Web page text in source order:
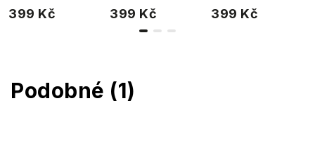
399 Kč
Aquamarin
399 Kč
andělským
přívěskem
399 Kč
andělským
Podobné (1)